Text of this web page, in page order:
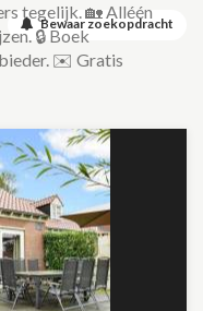
Bewaar zoekopdracht
tegelijk. 🏡 Alléén
🔒 Boek
✉️ Gratis